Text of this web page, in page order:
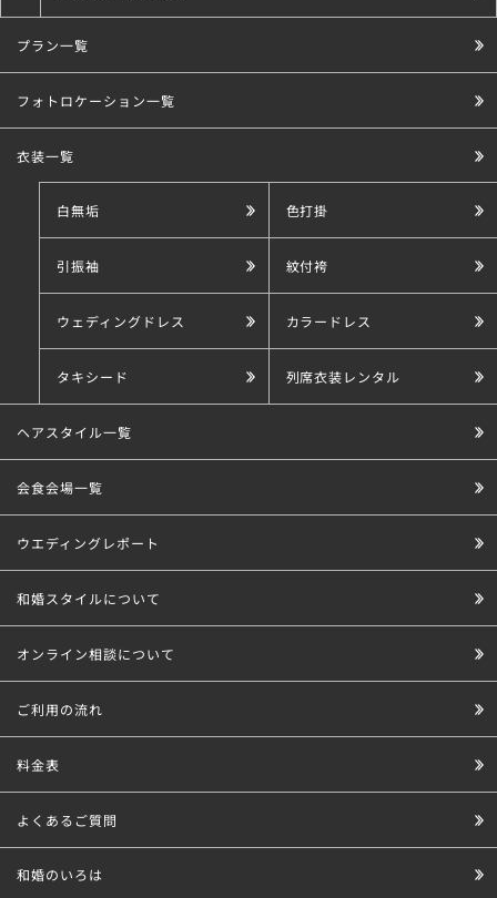
こだわり条件で探す
プラン一覧
フォトロケーション一覧
衣装一覧
白無垢 色打掛
引振袖 紋付袴
ウェディングドレス カラードレス
タキシード 列席衣装レンタル
ヘアスタイル一覧
会食会場一覧
ウエディングレポート
和婚スタイルについて
オンライン相談について
ご利用の流れ
料金表
よくあるご質問
和婚のいろは